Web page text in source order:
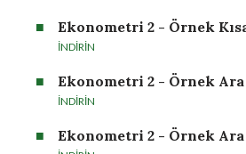
Ekonometri 2 - Örnek
İNDİRİN
Ekonometri 2 - Örnek Ara
İNDİRİN
Ekonometri 2 - Örnek Ara